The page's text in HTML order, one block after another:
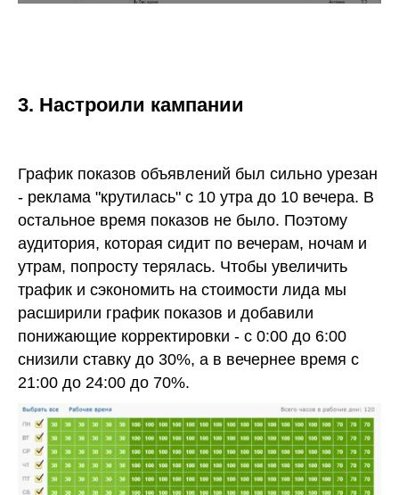
3. Настроили кампании
График показов объявлений был сильно урезан
- реклама "крутилась" с 10 утра до 10 вечера. В
остальное время показов не было. Поэтому
аудитория, которая сидит по вечерам, ночам и
утрам, попросту терялась. Чтобы увеличить
трафик и сэкономить на стоимости лида мы
расширили график показов и добавили
понижающие корректировки - с 0:00 до 6:00
снизили ставку до 30%, а в вечернее время с
21:00 до 24:00 до 70%.